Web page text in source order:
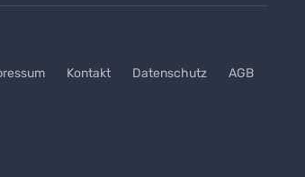
Kontakt Datenschutz AGB